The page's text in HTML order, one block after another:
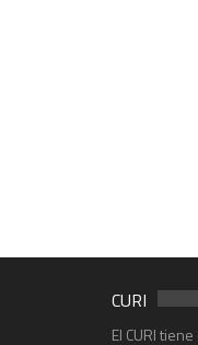
CURI
El CURI